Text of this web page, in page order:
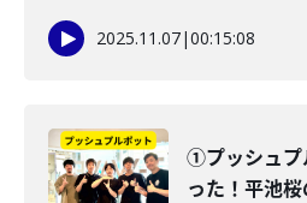
2025.11.07|00:15:08
①プッシュプ
った！平池